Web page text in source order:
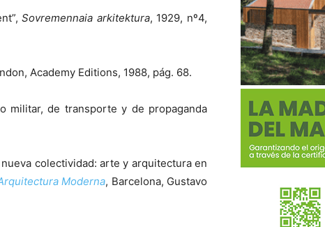
Sovremennaia arkitektura, 1929, nº4,
Academy Editions, 1988, pág. 68.
militar, de transporte y de propaganda
colectividad: arte y arquitectura en
Moderna, Barcelona, Gustavo